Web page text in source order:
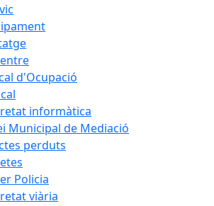
d'Ocupació
informàtica
Municipal de Mediació
perduts
Policia
viària